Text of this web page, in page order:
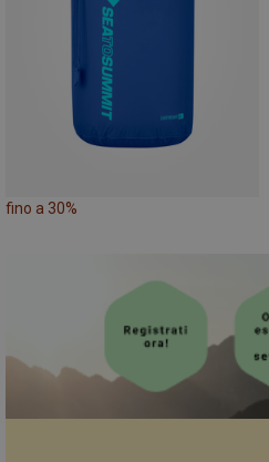
fino a 30%